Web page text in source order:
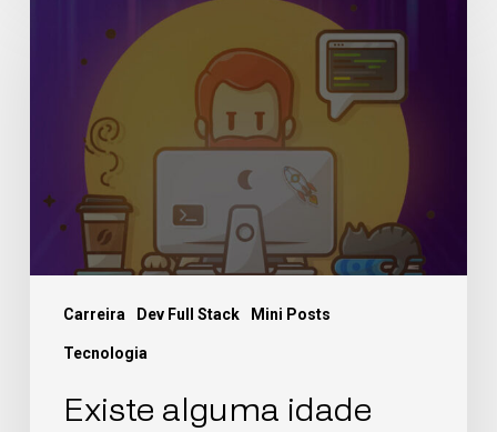
Carreira Dev Full Stack Mini Posts
Tecnologia
Existe alguma idade